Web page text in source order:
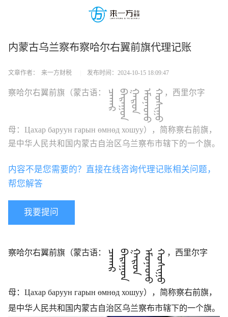
内蒙古乌兰察布察哈尔右翼前旗代理记账
文章作者： 来一方财税 发布时间：2024-10-15 18:09:47
察哈尔右翼前旗（蒙古语： ᠴᠠᠬᠠᠷᠪᠠᠷᠠᠭᠤᠨᠭᠠᠷᠤᠨᠡᠮᠦᠨᠡᠳᠦᠬᠣᠰᠢᠭᠤ ，西里尔字
母： Цахар баруун гарын өмнөд хошуу），简称察右前旗，
是中华人民共和国内蒙古自治区乌兰察布市辖下的一个旗。
我要提问
内容不是您需要的？直接在线咨询代理记账相关问题，
帮您解答
察哈尔右翼前旗（蒙古语： ᠴᠠᠬᠠᠷ ᠪᠠᠷᠠᠭᠤᠨᠭᠠᠷᠤᠨᠡᠮᠦᠨᠡᠳᠦᠬᠣᠰᠢᠭᠤ ，西里尔字
母： Цахар баруун гарын өмнөд хошуу），简称察右前旗，
是中华人民共和国内蒙古自治区乌兰察布市辖下的一个旗。